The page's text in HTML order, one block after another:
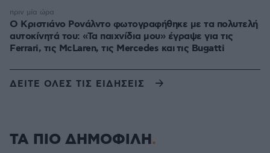
Ο Κριστιάνο Ρονάλντο φωτογραφήθηκε με τα πολυτελή
αυτοκίνητά του: «Τα παιχνίδια μου» έγραψε για τις
Ferrari, τις McLaren, τις Mercedes και τις Bugatti
πριν μία ώρα
ΔΕΙΤΕ ΟΛΕΣ ΤΙΣ ΕΙΔΗΣΕΙΣ
ΤΑ ΠΙΟ ΔΗΜΟΦΙΛΗ